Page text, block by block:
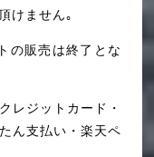
けません｡
の販売は終了とな
レジットカード・
ん支払い・楽天ペ